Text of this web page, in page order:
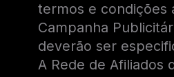
termos e condições
Campanha
deverão ser
A Rede de Afiliados